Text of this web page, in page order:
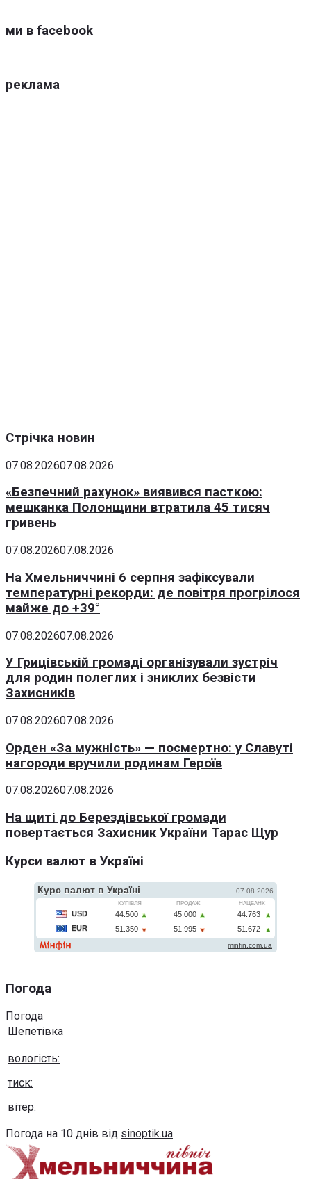
ми в facebook
реклама
Стрічка новин
07.08.202607.08.2026
«Безпечний рахунок» виявився пасткою:
мешканка Полонщини втратила 45 тисяч
гривень
07.08.202607.08.2026
На Хмельниччині 6 серпня зафіксували
температурні рекорди: де повітря прогрілося
майже до +39°
07.08.202607.08.2026
У Грицівській громаді організували зустріч
для родин полеглих і зниклих безвісти
Захисників
07.08.202607.08.2026
Орден «За мужність» — посмертно: у Славуті
нагороди вручили родинам Героїв
07.08.202607.08.2026
На щиті до Берездівської громади
повертається Захисник України Тарас Щур
Курси валют в Україні
Погода
Погода
Шепетівка
вологість:
тиск:
вітер:
Погода на 10 днів від sinoptik.ua